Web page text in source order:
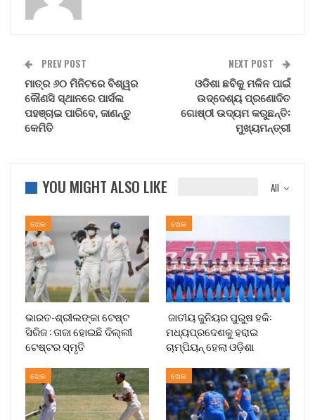
PREV POST
ମାତ୍ର ୬୦ ମିନିଟରେ ବିଶ୍ୱର
କୌଣସି ସ୍ଥାନରେ ପାର୍ସଲ
ପହଞ୍ଚାଇ ପାରିବେ, ଜାଣନ୍ତୁ
କେମିତି
NEXT POST
ଓଡିଶା ଛବିକୁ ମଳିନ ପାଇଁ
ଉଦ୍ଦେଶ୍ୟ ପ୍ରଣୋଦିତ
ଗୋଷ୍ଠୀ ଉଦ୍ୟମ କରୁଛନ୍ତି:
ମୁଖ୍ୟମନ୍ତ୍ରୀ
All
YOU MIGHT ALSO LIKE
ଖେଳ
ଭାରତ-ଶ୍ରୀଲଙ୍କା ଟେଷ୍ଟ
ସିରିଜ : ତାଜା ହୋଇଛି ଦିଲ୍ଲୀ
ଟେଷ୍ଟର ସ୍ମୃତି
ଖେଳ
ଜାତୀୟ ଜୁନିୟର ପୁରୁଷ ହକି:
ମଧ୍ୟପ୍ରଦେଶକୁ ହରାଇ
ଚାମ୍ପିୟନ୍ ହେଲା ଓଡ଼ିଶା
ଖେଳ ଖେଳ